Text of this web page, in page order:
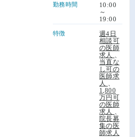
勤務時間
10:00
～
19:00
特徴
週4日
相談可
の医師
求人
当直な
し可の
医師求
人
1,800
万円可
の医師
求人
院長募
集の医
師求人